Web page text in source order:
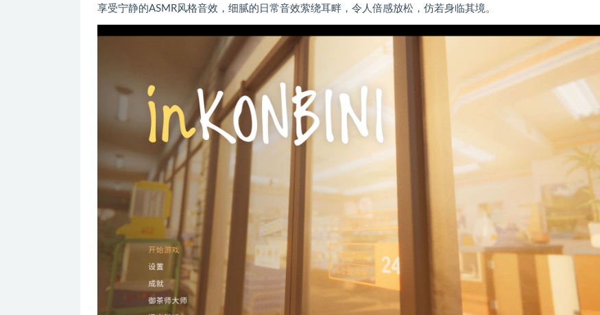
享受宁静的ASMR风格音效，细腻的日常音效萦绕耳畔，令人倍感放松，仿若身临其境。